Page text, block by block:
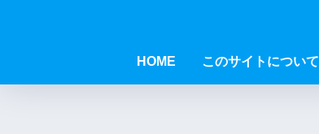
HOME このサイトについて